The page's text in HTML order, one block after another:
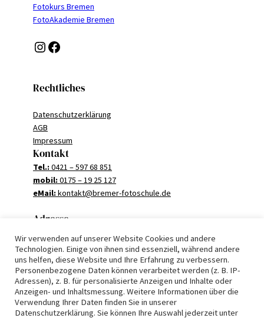
Fotokurs Bremen
FotoAkademie Bremen
Instagram Facebook
Rechtliches
Datenschutzerklärung
AGB
Impressum
Kontakt
Tel.: 0421 – 597 68 851
mobil: 0175 – 19 25 127
eMail: kontakt@bremer-fotoschule.de
Adresse
ErlebnisPHOTOGRAFIE
Knochenhauser Str. 41-42
28195 Bremen
Wir verwenden auf unserer Website Cookies und andere
Technologien. Einige von ihnen sind essenziell, während andere
uns helfen, diese Website und Ihre Erfahrung zu verbessern.
Personenbezogene Daten können verarbeitet werden (z. B. IP-
Adressen), z. B. für personalisierte Anzeigen und Inhalte oder
Anzeigen- und Inhaltsmessung. Weitere Informationen über die
Verwendung Ihrer Daten finden Sie in unserer
Datenschutzerklärung. Sie können Ihre Auswahl jederzeit unter